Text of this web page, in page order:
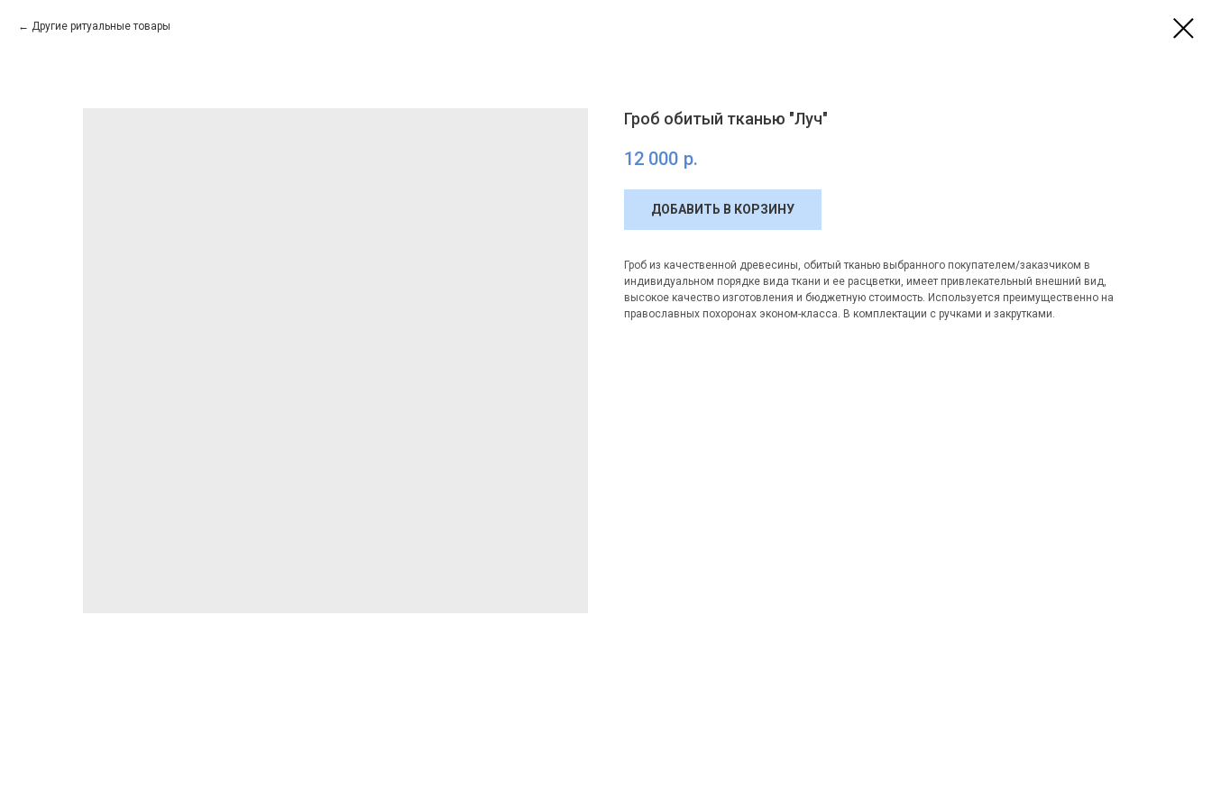
Другие ритуальные товары
Гроб обитый тканью "Луч"
12 000 р.
ДОБАВИТЬ В КОРЗИНУ
Гроб из качественной древесины, обитый тканью выбранного покупателем/заказчиком в
индивидуальном порядке вида ткани и ее расцветки, имеет привлекательный внешний вид,
высокое качество изготовления и бюджетную стоимость. Используется преимущественно на
православных похоронах эконом-класса. В комплектации с ручками и закрутками.